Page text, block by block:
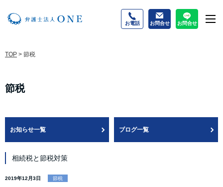
お電話 お問合せ お問合せ
TOP > 節税
節税
お知らせ一覧 ブログ一覧
相続税と節税対策
2019年12月3日 節税